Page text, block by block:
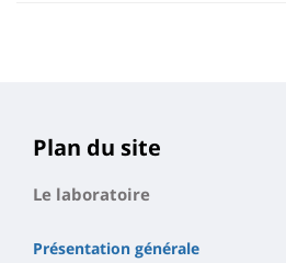
Plan du site
Le laboratoire
Présentation générale